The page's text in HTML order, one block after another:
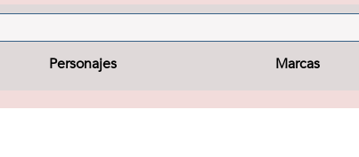
Personajes Marcas